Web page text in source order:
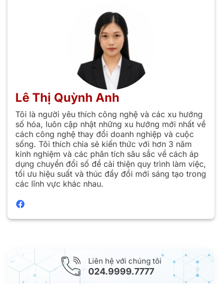
Lê Thị Quỳnh Anh
Tôi là người yêu thích công nghệ và các xu hướng
số hóa, luôn cập nhật những xu hướng mới nhất về
cách công nghệ thay đổi doanh nghiệp và cuộc
sống. Tôi thích chia sẻ kiến thức với hơn 3 năm
kinh nghiệm và các phân tích sâu sắc về cách áp
dụng chuyển đổi số để cải thiện quy trình làm việc,
tối ưu hiệu suất và thúc đẩy đổi mới sáng tạo trong
các lĩnh vực khác nhau.
Liên hệ với chúng tôi
024.9999.7777